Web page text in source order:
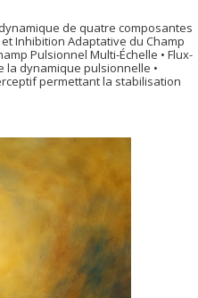
de quatre composantes
Inhibition Adaptative du Champ
Pulsionnel Multi-Échelle • Flux-
la dynamique pulsionnelle •
permettant la stabilisation